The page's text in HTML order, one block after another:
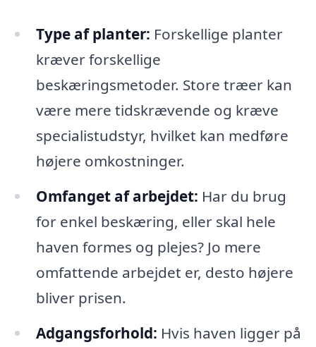
Type af planter: Forskellige planter
kræver forskellige
beskæringsmetoder. Store træer kan
være mere tidskrævende og kræve
specialistudstyr, hvilket kan medføre
højere omkostninger.
Omfanget af arbejdet: Har du brug
for enkel beskæring, eller skal hele
haven formes og plejes? Jo mere
omfattende arbejdet er, desto højere
bliver prisen.
Adgangsforhold: Hvis haven ligger på